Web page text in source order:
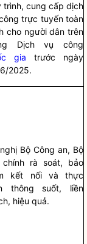
trình, cung cấp dịch
trực tuyến toàn
cho người dân trên
Dịch vụ công
gia trước ngày
2025.
Bộ Công an, Bộ
chính rà soát, bảo
kết nối và thực
thông suốt, liền
hiệu quả.